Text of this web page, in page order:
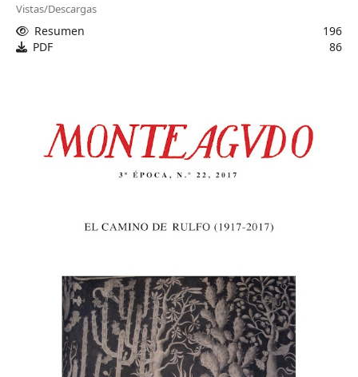
Vistas/Descargas
Resumen
196
PDF
86